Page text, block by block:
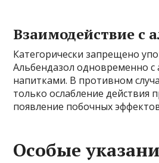
Взаимодействие с
Категорически запрещено
Альбендазол одновременно
напитками. В противном
только ослабление действия
появление побочных
Особые